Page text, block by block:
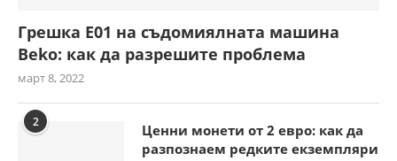
Грешка E01 на съдомиялната машина
Beko: как да разрешите проблема
март 8, 2022
2
Ценни монети от 2 евро: как да
разпознаем редките екземпляри